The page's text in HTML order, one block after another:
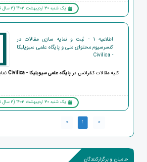
یک شنبه 30 اردیبهشت 1403 (2 سال قبل )
اطلاعیه 1 - ثبت و نمایه سازی مقالات در
کنسرسیوم محتوای ملی و پایگاه علمی سیویلیکا
- Civilica
کلیه مقالات کنفرانس درپایگاه علمی سیویلیکا - Civilica
یک شنبه 30 اردیبهشت 1403 (2 سال قبل )
«
1
»
حامیان و برگزارکنندگان